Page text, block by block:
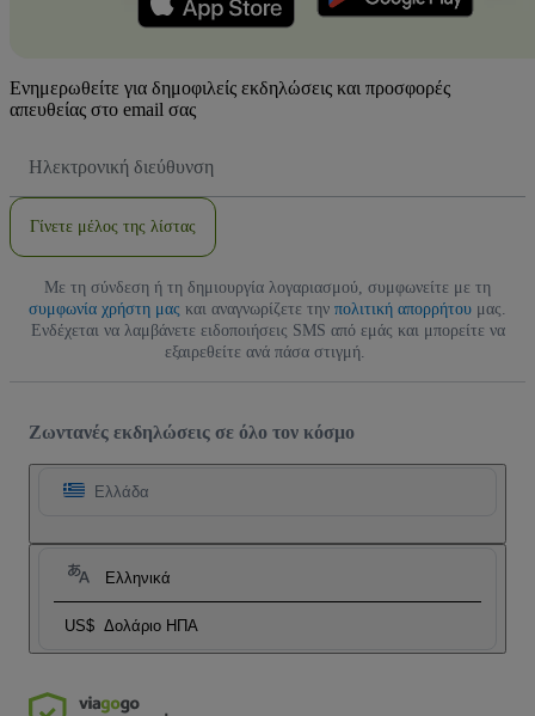
Ενημερωθείτε για δημοφιλείς εκδηλώσεις και προσφορές
απευθείας στο email σας
Email
Γίνετε μέλος της λίστας
Με τη σύνδεση ή τη δημιουργία λογαριασμού, συμφωνείτε με τη
συμφωνία χρήστη μας και αναγνωρίζετε την πολιτική απορρήτου μας.
Ενδέχεται να λαμβάνετε ειδοποιήσεις SMS από εμάς και μπορείτε να
εξαιρεθείτε ανά πάσα στιγμή.
Ζωντανές εκδηλώσεις σε όλο τον κόσμο
Ελλάδα
Ελληνικά
US$ Δολάριο ΗΠΑ